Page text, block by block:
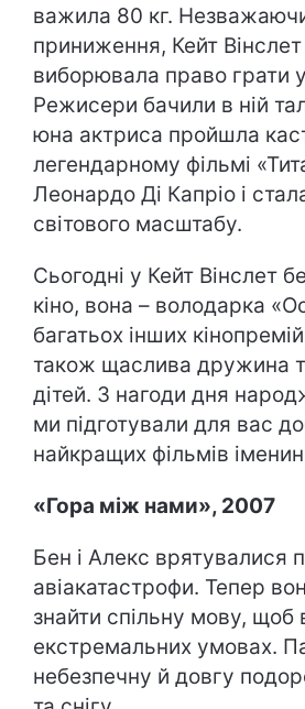
важила 80 кг.
приниження, Кейт
виборювала право грати
Режисери бачили в ній
юна актриса пройшла
легендарному фільмі
Леонардо Ді Капріо і
світового масштабу.
Сьогодні у Кейт Вінслет
кіно, вона – володарка
багатьох інших
також щаслива дружина
дітей. З нагоди дня
ми підготували для вас
найкращих фільмів
«Гора між нами», 2007
Бен і Алекс врятувалися
авіакатастрофи. Тепер
знайти спільну мову, щоб
екстремальних умовах.
небезпечну й довгу